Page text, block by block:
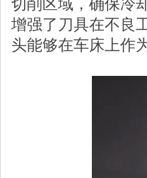
切削区域，确保冷
增强了刀具在不良
头能够在车床上作